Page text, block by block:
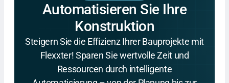
Automatisieren Sie Ihre
Konstruktion
Steigern Sie die Effizienz Ihrer Bauprojekte mit
Flexxter! Sparen Sie wertvolle Zeit und
Ressourcen durch intelligente